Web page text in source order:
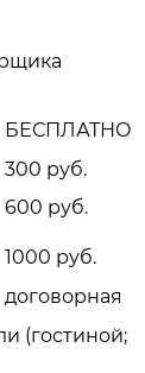
БЕСПЛАТНО
300 руб.
600 руб.
1000 руб.
договорная
(гостиной;